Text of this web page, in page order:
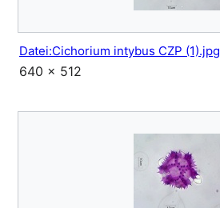
Datei:Cichorium intybus CZP (1).jpg
640 × 512